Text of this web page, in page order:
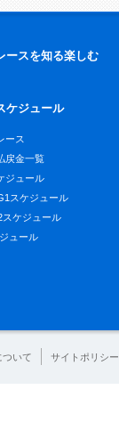
ースを知る楽しむ
ケジュール
ース
戻金一覧
ジュール
スケジュール
スケジュール
ュール
ついて サイトポリシー